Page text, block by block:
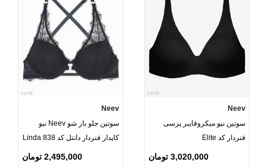
Neev
سوتین نیو میکروفایبر پرسی
فنردار کد Elite
3,020,000 تومان
Neev
سوتین جلو باز شو Neev نیو
کاپدار فنردار دانتل کد Linda 838
2,495,000 تومان